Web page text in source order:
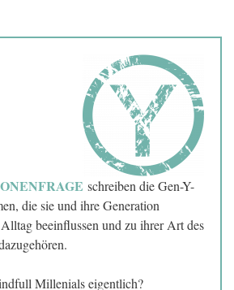
schreiben die Gen-Y-
die sie und ihre Generation
beeinflussen und zu ihrer Art des
Millenials eigentlich?